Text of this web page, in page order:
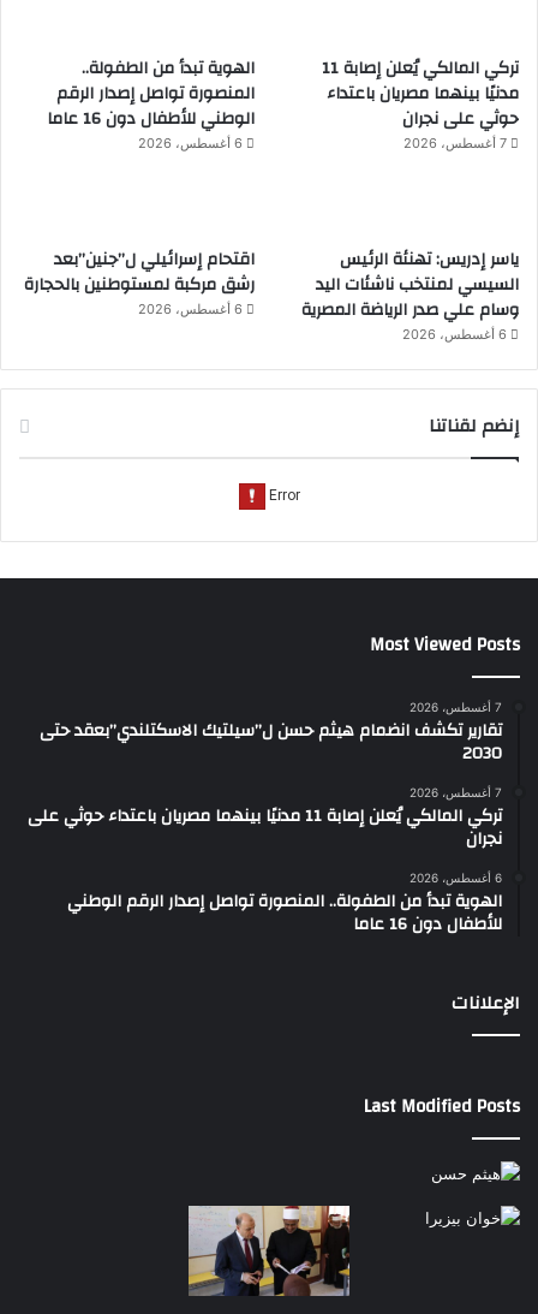
تركي المالكي يُعلن إصابة 11
مدنيًا بينهما مصريان باعتداء
حوثي على نجران
7 أغسطس، 2026
الهوية تبدأ من الطفولة..
المنصورة تواصل إصدار الرقم
الوطني للأطفال دون 16 عاما
6 أغسطس، 2026
ياسر إدريس: تهنئة الرئيس
السيسي لمنتخب ناشئات اليد
وسام علي صدر الرياضة المصرية
6 أغسطس، 2026
اقتحام إسرائيلي ل”جنين”بعد
رشق مركبة لمستوطنين بالحجارة
6 أغسطس، 2026
إنضم لقناتنا
Most Viewed Posts
7 أغسطس، 2026
تقارير تكشف انضمام هيثم حسن ل”سيلتيك الاسكتلندي”بعقد حتى
2030
7 أغسطس، 2026
تركي المالكي يُعلن إصابة 11 مدنيًا بينهما مصريان باعتداء حوثي على
نجران
6 أغسطس، 2026
الهوية تبدأ من الطفولة.. المنصورة تواصل إصدار الرقم الوطني
للأطفال دون 16 عاما
الإعلانات
Last Modified Posts